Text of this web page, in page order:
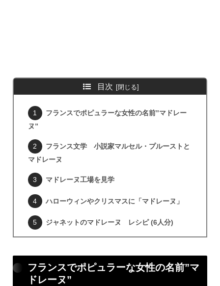
目次
フランスでポピュラーな女性の名前”マドレー
ヌ”
フランス文学 小説家マルセル・プルーストと
マドレーヌ
マドレーヌ工場を見学
ハローウィンやクリスマスに「マドレーヌ」
ジャネットのマドレーヌ レシピ (6人分)
フランスでポピュラーな女性の名前”マ
ドレーヌ”